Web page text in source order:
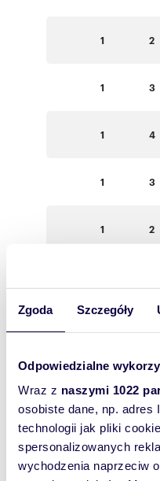
Zgoda Szczegóły
Odpowiedzialne
Wraz z naszymi 1022
osobiste dane, np. adres
technologii jak pliki
spersonalizowanych
wychodzenia naprzeciw
1 2
1 3
1 4
1 3
1 2
2 2
2 2
2 3